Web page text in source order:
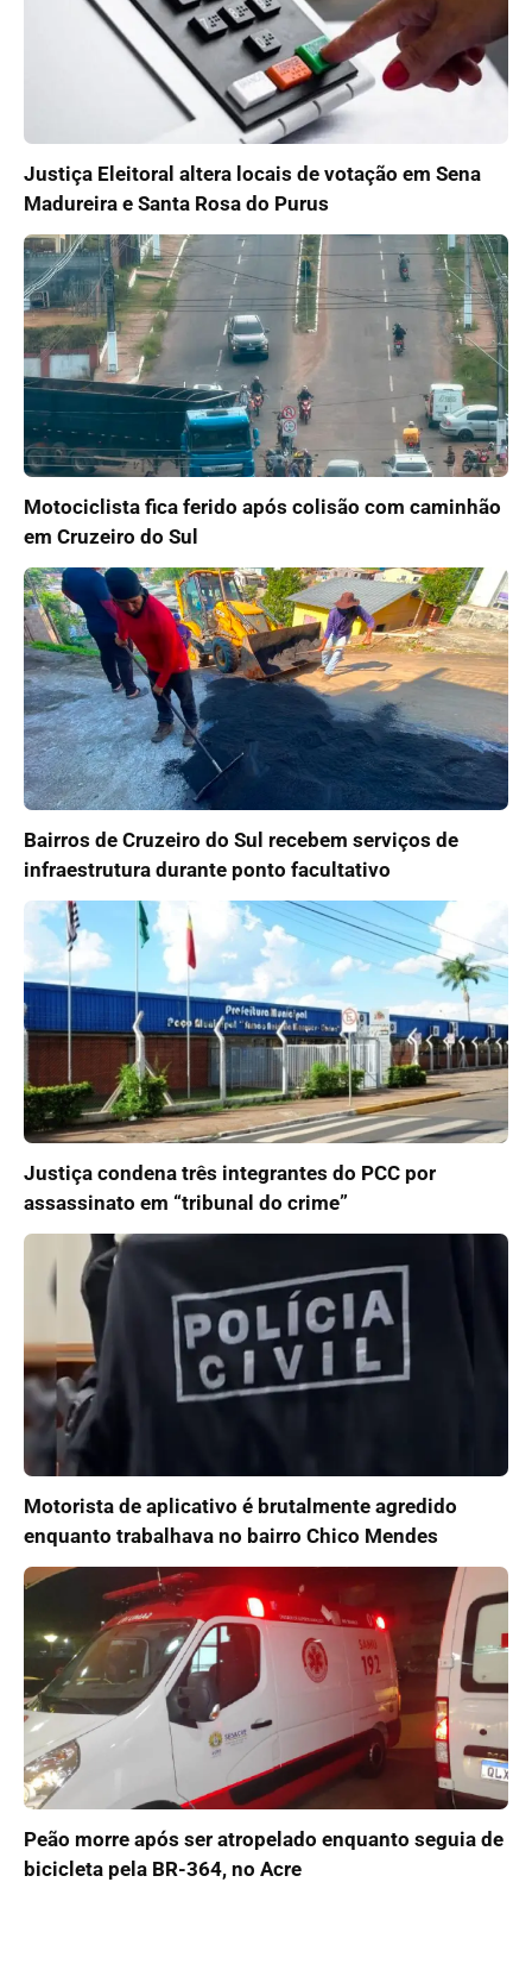
Justiça Eleitoral altera locais de votação em Sena
Madureira e Santa Rosa do Purus
Motociclista fica ferido após colisão com caminhão
em Cruzeiro do Sul
Bairros de Cruzeiro do Sul recebem serviços de
infraestrutura durante ponto facultativo
Justiça condena três integrantes do PCC por
assassinato em “tribunal do crime”
Motorista de aplicativo é brutalmente agredido
enquanto trabalhava no bairro Chico Mendes
Peão morre após ser atropelado enquanto seguia de
bicicleta pela BR-364, no Acre